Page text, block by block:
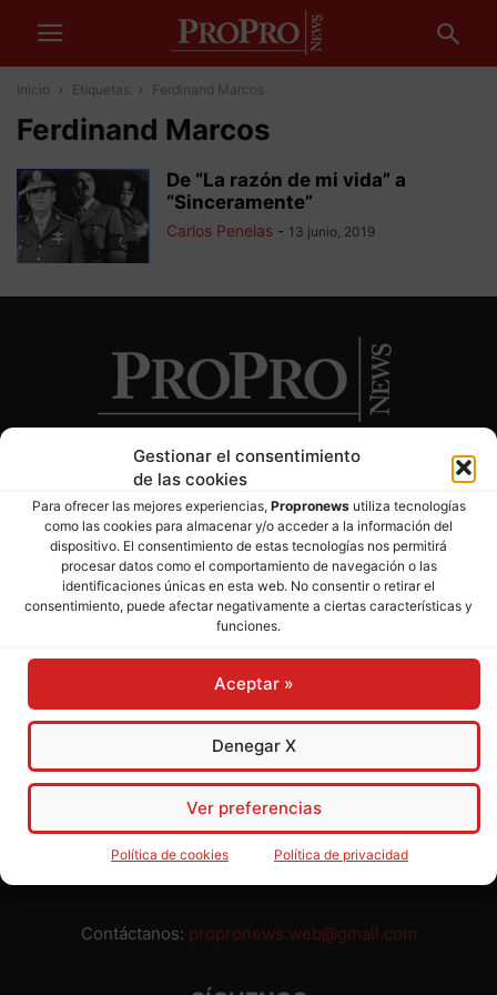
Gestionar el consentimiento
de las cookies
Para ofrecer las mejores experiencias, Propronewsutiliza tecnologías
como las cookies para almacenar y/o acceder a la información del
dispositivo. El consentimiento de estas tecnologías nos permitirá
procesar datos como el comportamiento de navegación o las
identificaciones únicas en esta web. No consentir o retirar el
consentimiento, puede afectar negativamente a ciertas características y
funciones.
Aceptar »
Denegar X
Ver preferencias
Política de cookies Política de privacidad
Inicio Etiquetas Ferdinand Marcos
Ferdinand Marcos
De “La razón de mi vida” a
“Sinceramente”
Carlos Penelas - 13 junio, 2019
SOBRE NOSOTROS
Director: José Mª Pagador- Subdirectora: Rosa Puch
José María Pagador Otero - Wikipedia
Para preservar nuestra independencia,
admite publicidad ni subvenciones o ayudas públicas o
privadas. Ninguno de nuestros directivos, redactores y
colaboradores percibe remuneración alguna. Realizamos
nuestro trabajo por amor al periodismo, a la verdad y a la
libertad y en solidaridad con la ciudadanía.
Usted puede colaborar con nosotros divulgando nuestro
periódico, compartiendo nuestros contenidos, sugiriendo temas
y comunicándonos cualquier injusticia o asunto de interés.
Contáctanos: propronews.web@gmail.com